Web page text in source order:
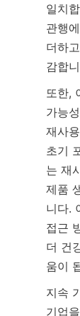
일치
관행
더하
감합
또한,
가능
재사
초기
는 재
제품
니다.
접근
더 건
움이
지속
기업